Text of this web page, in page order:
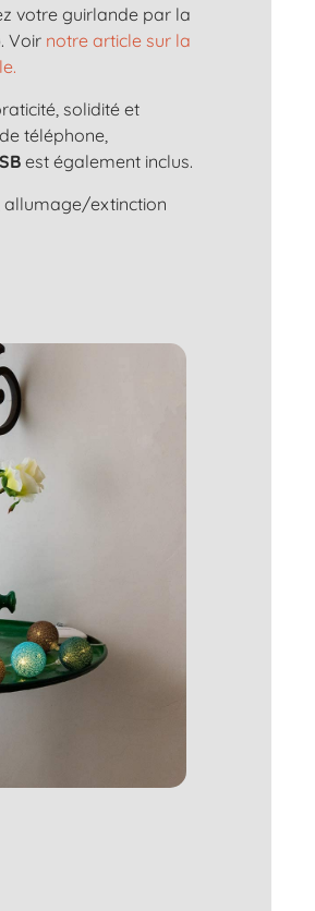
votre guirlande par la
Voir notre article sur la
solidité et
téléphone,
est également inclus.
, allumage/extinction